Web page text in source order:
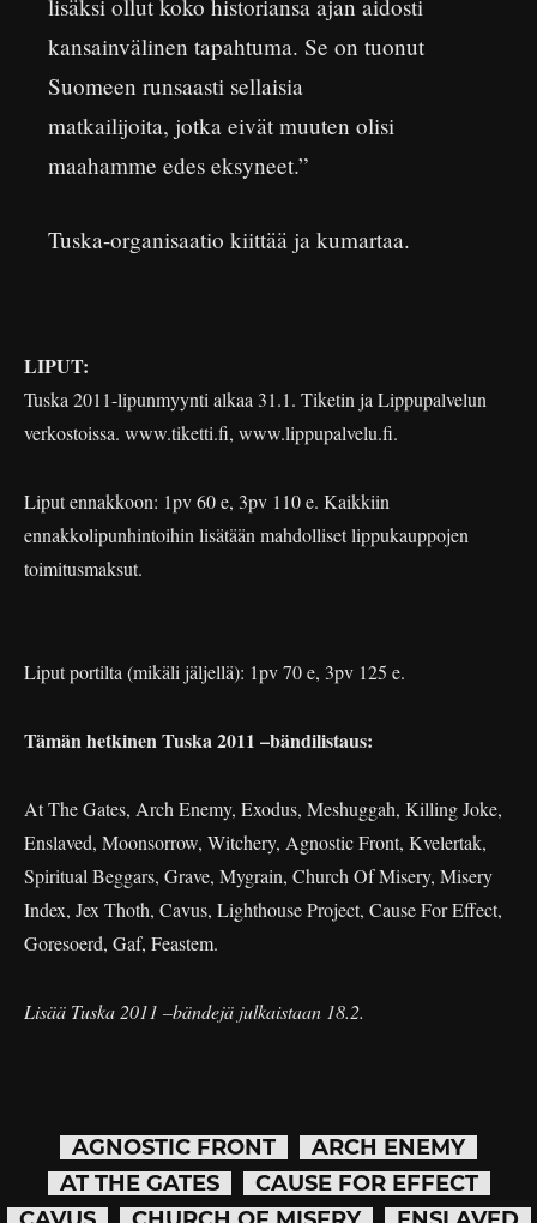
lisäksi ollut koko historiansa ajan aidosti
kansainvälinen tapahtuma. Se on tuonut
Suomeen runsaasti sellaisia
matkailijoita, jotka eivät muuten olisi
maahamme edes eksyneet.”
Tuska-organisaatio kiittää ja kumartaa.
LIPUT:
Tuska 2011-lipunmyynti alkaa 31.1. Tiketin ja Lippupalvelun
verkostoissa. www.tiketti.fi, www.lippupalvelu.fi.
Liput ennakkoon: 1pv 60 e, 3pv 110 e. Kaikkiin
ennakkolipunhintoihin lisätään mahdolliset lippukauppojen
toimitusmaksut.
Liput portilta (mikäli jäljellä): 1pv 70 e, 3pv 125 e.
Tämän hetkinen Tuska 2011 –bändilistaus:
At The Gates, Arch Enemy, Exodus, Meshuggah, Killing Joke,
Enslaved, Moonsorrow, Witchery, Agnostic Front, Kvelertak,
Spiritual Beggars, Grave, Mygrain, Church Of Misery, Misery
Index, Jex Thoth, Cavus, Lighthouse Project, Cause For Effect,
Goresoerd, Gaf, Feastem.
Lisää Tuska 2011 –bändejä julkaistaan 18.2.
AGNOSTIC FRONT
ARCH ENEMY
AT THE GATES
CAUSE FOR EFFECT